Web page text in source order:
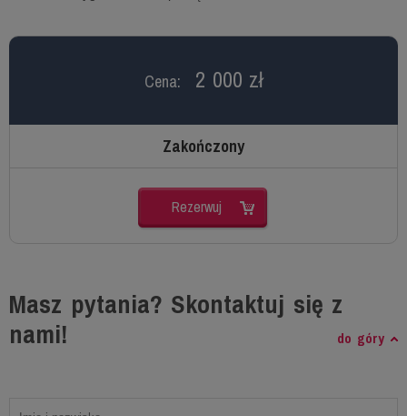
Cena: 2 000 zł
Zakończony
Rezerwuj
Masz pytania? Skontaktuj się z
nami!
do góry